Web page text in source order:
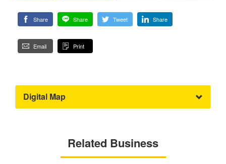
Share Share Tweet Share
Email Print
Digital Map
Related Business